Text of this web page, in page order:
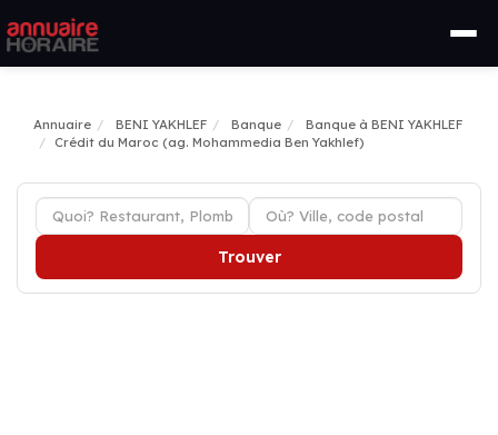
Annuaire BENI YAKHLEF Banque
Banque à BENI YAKHLEF
Crédit du Maroc (ag. Mohammedia Ben Yakhlef)
Trouver